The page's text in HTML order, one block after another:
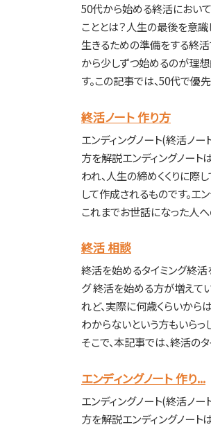
50代から始める終活におい
こととは？人生の最後を意識
生きるための準備をする終活
から少しずつ始めるのが理
す。この記事では、50代で
終活ノート 作り方
エンディングノート(終活ノ
方を解説エンディングノート
われ、人生の締めくくりに際
して作成されるものです。エン
これまでお世話になった人
終活 相談
終活を始めるタイミング終活
グ 終活を始める方が増えて
れど、実際に何歳くらいから
わからないという方もいらっ
そこで、本記事では、終活の
エンディングノート 作り...
エンディングノート(終活ノ
方を解説エンディングノート